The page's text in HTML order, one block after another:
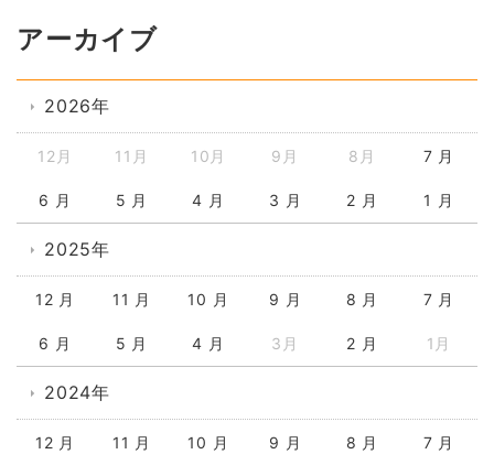
アーカイブ
2026年
12月 11月 10月 9月 8月 7 月
6 月 5 月 4 月 3 月 2 月 1 月
2025年
12 月 11 月 10 月 9 月 8 月 7 月
6 月 5 月 4 月 3月 2 月 1月
2024年
12 月 11 月 10 月 9 月 8 月 7 月